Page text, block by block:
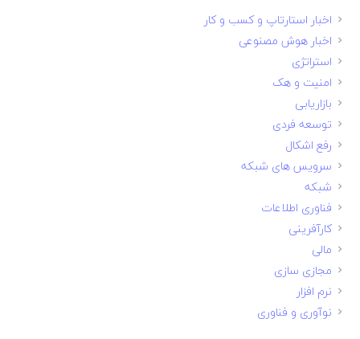
اخبار استارتاپ و کسب و کار
اخبار هوش مصنوعی
استراتژی
امنیت و هک
بازاریابی
توسعه فردی
رفع اشکال
سرویس های شبکه
شبکه
فناوری اطلاعات
کارآفرینی
مالی
مجازی سازی
نرم افزار
نوآوری و فناوری